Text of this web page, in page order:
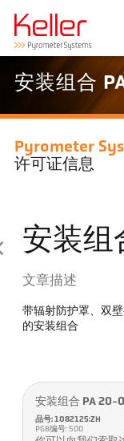
安装组合
Pyrometer
许可证信息
安装
文章描述
带辐射防护罩、双
的安装组合
安装组合 PA 20-
品号: 1082125:ZH
PGB编号: 500